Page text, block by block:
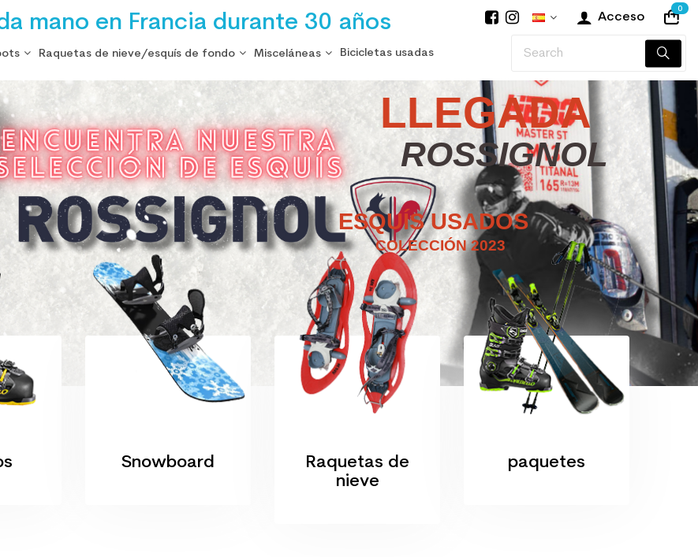
mano en Francia durante 30 años Acceso
0
Raquetas de nieve/esquís de fondo Misceláneas Bicicletas usadas
LLEGADA
ESQUÍS USADOS
COLECCIÓN 2023
ROSSIGNOL
Snowboard
Raquetas de
nieve
paquetes